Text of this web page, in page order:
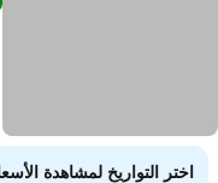
اختر التواريخ لمشاهدة